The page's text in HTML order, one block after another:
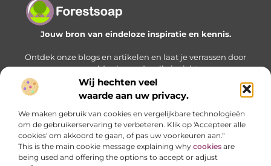
Wij hechten veel
waarde aan uw privacy.
We maken gebruik van cookies en vergelijkbare technologieën
om de gebruikerservaring te verbeteren. Klik op 'Accepteer alle
cookies' om akkoord te gaan, of pas uw voorkeuren aan."
This is the main cookie message explaining why cookies are
being used and offering the options to accept or adjust
Jouw bron van eindeloze inspiratie en kennis.
Ontdek onze blogs en artikelen en laat je verrassen door
een wereld vol waardevolle inzichten.
Bericht categorie
Onze informatie